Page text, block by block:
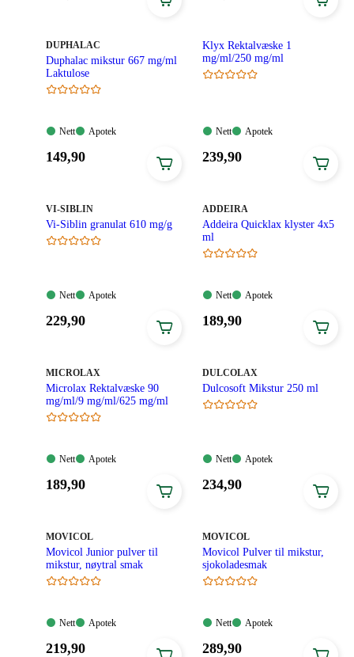
MERKE:
DUPHALAC
Duphalac mikstur 667 mg/ml
Laktulose
Nett:
Nett
Apotek:
Apotek
Pris:
149,90
Klyx Rektalvæske 1
mg/ml/250 mg/ml
Nett:
Nett
Apotek:
Apotek
Pris:
239,90
MERKE:
VI-SIBLIN
Vi-Siblin granulat 610 mg/g
Nett:
Nett
Apotek:
Apotek
Pris:
229,90
MERKE:
ADDEIRA
Addeira Quicklax klyster 4x5
ml
Nett:
Nett
Apotek:
Apotek
Pris:
189,90
MERKE:
MICROLAX
Microlax Rektalvæske 90
mg/ml/9 mg/ml/625 mg/ml
Nett:
Nett
Apotek:
Apotek
Pris:
189,90
MERKE:
DULCOLAX
Dulcosoft Mikstur 250 ml
Nett:
Nett
Apotek:
Apotek
Pris:
234,90
MERKE:
MOVICOL
Movicol Junior pulver til
mikstur, nøytral smak
Nett:
Nett
Apotek:
Apotek
Pris:
219,90
MERKE:
MOVICOL
Movicol Pulver til mikstur,
sjokoladesmak
Nett:
Nett
Apotek:
Apotek
Pris:
289,90